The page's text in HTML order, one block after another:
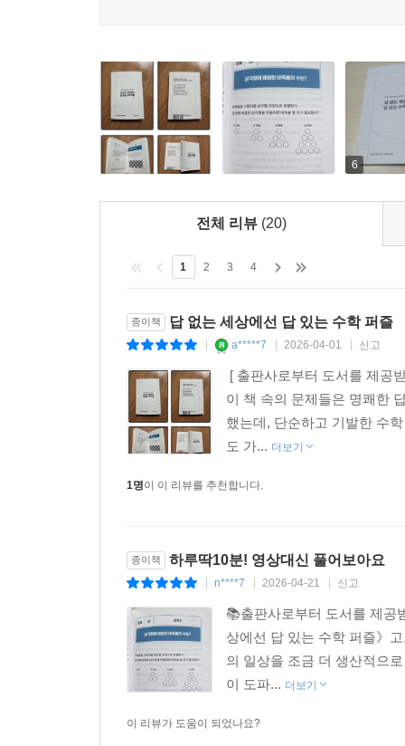
6
전체 리뷰 (20)
1 2 3 4
종이책 답 없는 세상에선 답 있는 수학 퍼즐
a*****7 2026-04-01 신고
[ 출판사로부터 도서를 제공
이 책 속의 문제들은 명쾌한
했는데, 단순하고 기발한 수
도 가... 더보기
1명이 이 리뷰를 추천합니다.
종이책 하루딱10분! 영상대신 풀어보아요
n****7 2026-04-21 신고
📚출판사로부터 도서를 제공
상에선 답 있는 수학 퍼즐》
의 일상을 조금 더 생산적으
이 도파... 더보기
이 리뷰가 도움이 되었나요?